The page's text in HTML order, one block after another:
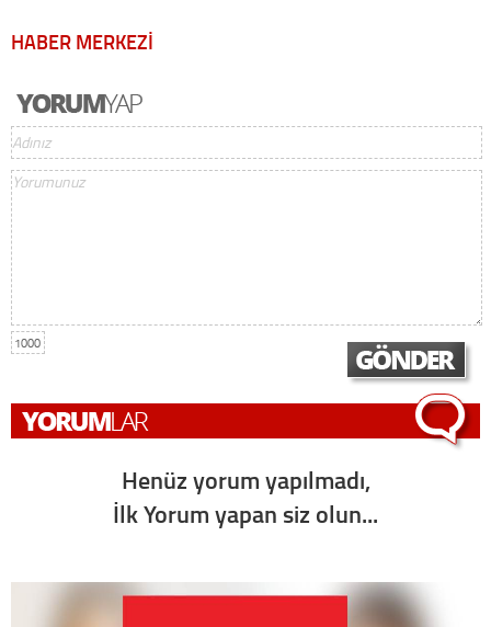
HABER MERKEZİ
1000
Henüz yorum yapılmadı,
İlk Yorum yapan siz olun...